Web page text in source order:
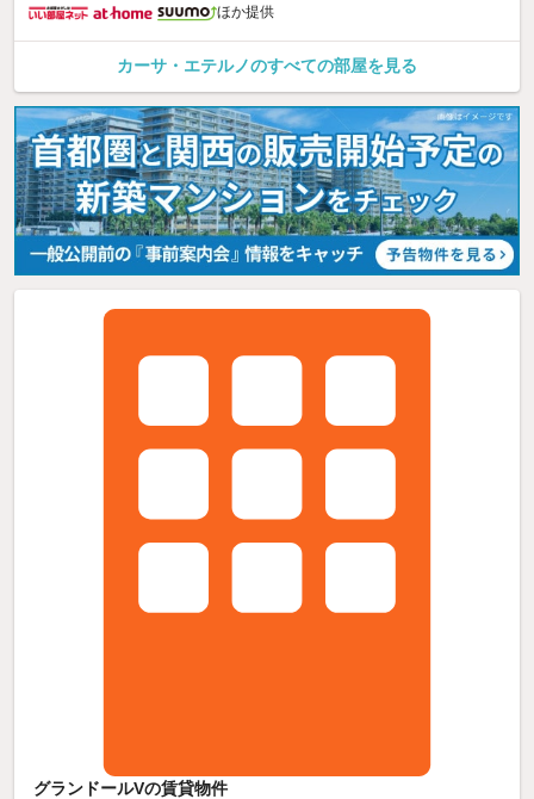
ほか提供
カーサ・エテルノのすべての部屋を見る
グランドールVの賃貸物件